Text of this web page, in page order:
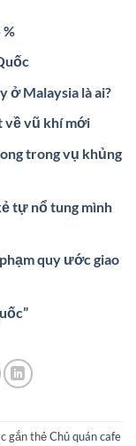
ở Malaysia là ai?
về vũ khí mới
trong vụ khủng
tự nổ tung mình
quy ước giao
gắn thẻChủ quán cafe